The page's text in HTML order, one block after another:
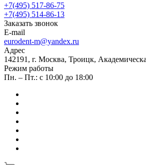
+7(495) 517-86-75
+7(495) 514-86-13
Заказать звонок
E-mail
eurodent-m@yandex.ru
Адрес
142191, г. Москва, Троицк,
Режим работы
Пн. – Пт.: с 10:00 до 18:00